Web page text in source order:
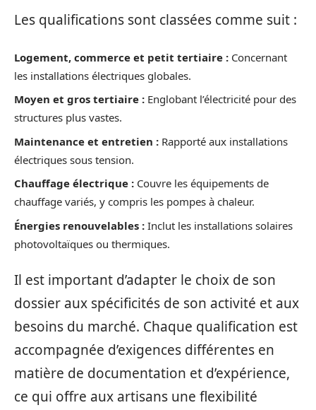
Les qualifications sont classées comme suit :
Logement, commerce et petit tertiaire : Concernant
les installations électriques globales.
Moyen et gros tertiaire : Englobant l’électricité pour des
structures plus vastes.
Maintenance et entretien : Rapporté aux installations
électriques sous tension.
Chauffage électrique : Couvre les équipements de
chauffage variés, y compris les pompes à chaleur.
Énergies renouvelables : Inclut les installations solaires
photovoltaïques ou thermiques.
Il est important d’adapter le choix de son
dossier aux spécificités de son activité et aux
besoins du marché. Chaque qualification est
accompagnée d’exigences différentes en
matière de documentation et d’expérience,
ce qui offre aux artisans une flexibilité